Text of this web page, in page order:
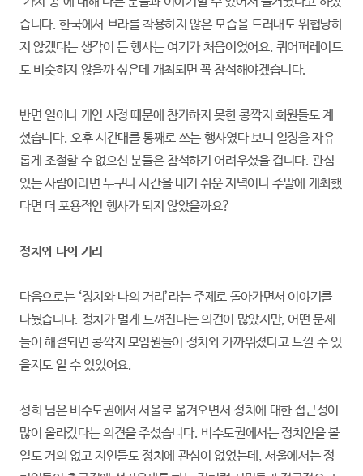
습니다. 한국에서 브라를 착용하지 않은 모습을 드러내도 위협당하
지 않겠다는 생각이 든 행사는 여기가 처음이었어요. 퀴어퍼레이드
도 비슷하지 않을까 싶은데 개최되면 꼭 참석해야겠습니다.
반면 일이나 개인 사정 때문에 참가하지 못한 콩깍지 회원들도 계
셨습니다. 오후 시간대를 통째로 쓰는 행사였다 보니 일정을 자유
롭게 조절할 수 없으신 분들은 참석하기 어려우셨을 겁니다. 관심
있는 사람이라면 누구나 시간을 내기 쉬운 저녁이나 주말에 개최했
다면 더 포용적인 행사가 되지 않았을까요?
정치와 나의 거리
다음으로는 ‘정치와 나의 거리’라는 주제로 돌아가면서 이야기를
나눴습니다. 정치가 멀게 느껴진다는 의견이 많았지만, 어떤 문제
들이 해결되면 콩깍지 모임원들이 정치와 가까워졌다고 느낄 수 있
을지도 알 수 있었어요.
성희 님은 비수도권에서 서울로 옮겨오면서 정치에 대한 접근성이
많이 올라갔다는 의견을 주셨습니다. 비수도권에서는 정치인을 볼
일도 거의 없고 지인들도 정치에 관심이 없었는데, 서울에서는 정